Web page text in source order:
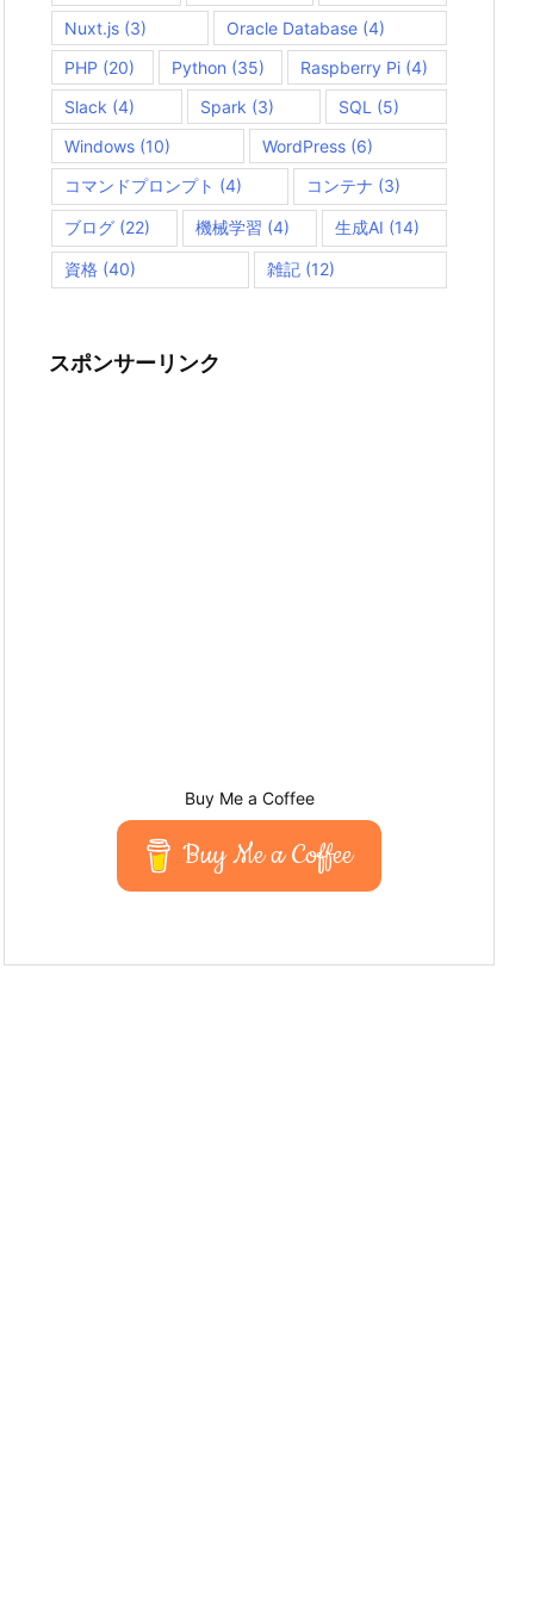
Nuxt.js (3) Oracle Database (4)
PHP (20) Python (35) Raspberry Pi (4)
Slack (4) Spark (3) SQL (5)
Windows (10) WordPress (6)
コマンドプロンプト (4) コンテナ (3)
ブログ (22) 機械学習 (4) 生成AI (14)
資格 (40) 雑記(12)
スポンサーリンク
Buy Me a Coffee
Buy Me a Coffee